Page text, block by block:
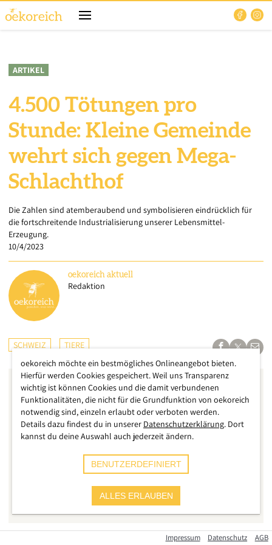
ARTIKEL
4.500 Tötungen pro
Stunde: Kleine Gemeinde
wehrt sich gegen Mega-
Schlachthof
Die Zahlen sind atemberaubend und symbolisieren eindrücklich für
die fortschreitende Industrialisierung unserer Lebensmittel-
Erzeugung.
10/4/2023
oekoreich aktuell
Redaktion
SCHWEIZ TIERE
Impressum Datenschutz AGB
oekoreich möchte ein bestmögliches Onlineangebot bieten.
Hierfür werden Cookies gespeichert. Weil uns Transparenz
wichtig ist können Cookies und die damit verbundenen
Funktionalitäten, die nicht für die Grundfunktion von oekoreich
notwendig sind, einzeln erlaubt oder verboten werden.
Details dazu findest du in unserer Datenschutzerklärung. Dort
kannst du deine Auswahl auch jederzeit ändern.
BENUTZERDEFINIERT
ALLES ERLAUBEN